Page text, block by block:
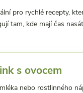
pro rychlé recepty,
tam, kde mají čas
s ovocem
nebo rostlinného